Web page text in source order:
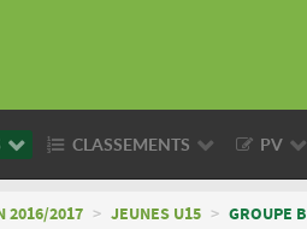
CLASSEMENTS PV
2016/2017 > JEUNES U15 > GROUPE B